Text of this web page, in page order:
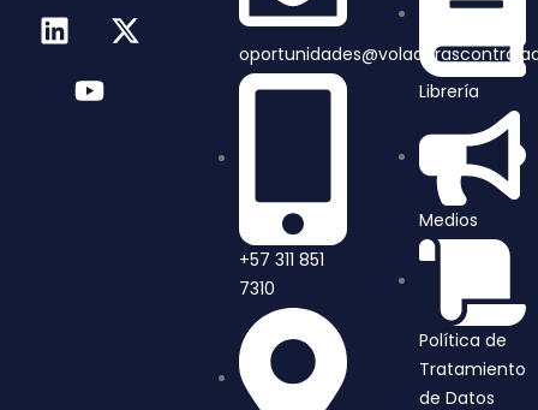
+57 311 851
7310
Librería
Medios
Política de
Tratamiento
de Datos